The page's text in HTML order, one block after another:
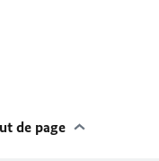
de page